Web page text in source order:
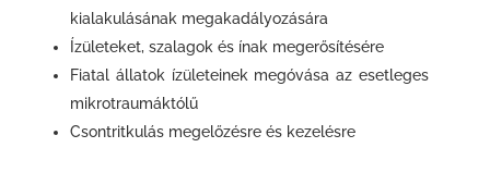
kialakulásának megakadályozására
Ízületeket, szalagok és ínak megerősítésére
Fiatal állatok ízületeinek megóvása az esetleges
mikrotraumáktólű
Csontritkulás megelőzésre és kezelésre